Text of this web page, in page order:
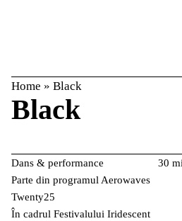
Home » Black
Black
Dans & performance
Parte din programul Aerowaves
Twenty25
În cadrul Festivalului Iridescent
30